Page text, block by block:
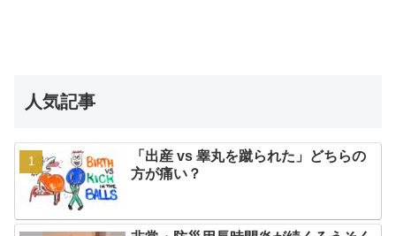
人気記事
「出産 vs 睾丸を蹴られた」どちらの
方が痛い？